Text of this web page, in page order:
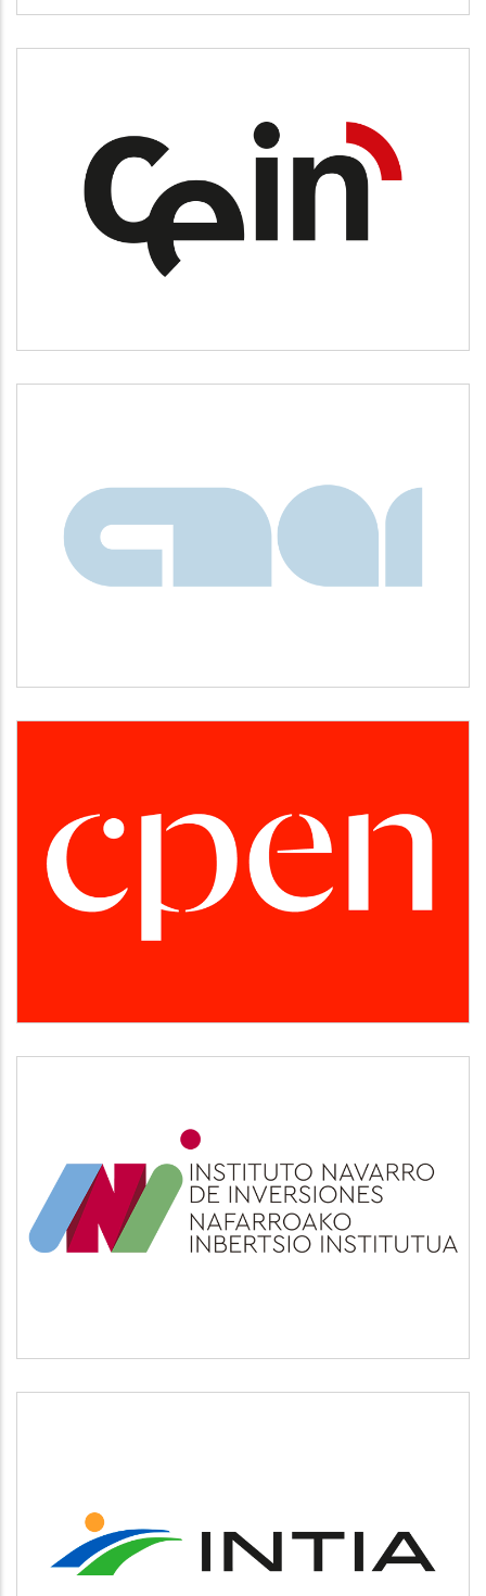
CEIN
Desarrollo empresarial
CNAI
CPEN
Desarrollo empresarial
INI
Otros
INTIA
Agricultura y ganadería